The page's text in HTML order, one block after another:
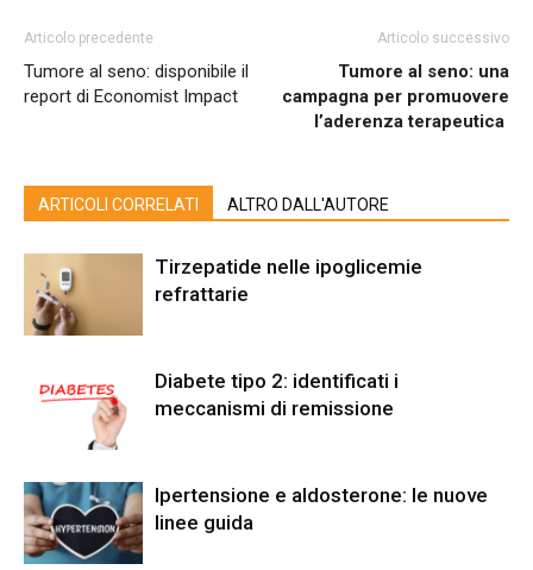
Articolo precedente
Tumore al seno: disponibile il
report di Economist Impact
Articolo successivo
Tumore al seno: una
campagna per promuovere
l’aderenza terapeutica
ARTICOLI CORRELATI ALTRO DALL'AUTORE
Tirzepatide nelle ipoglicemie
refrattarie
Diabete tipo 2: identificati i
meccanismi di remissione
Ipertensione e aldosterone: le nuove
linee guida